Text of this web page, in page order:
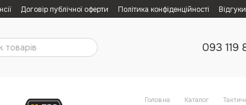
Договір публічної оферти Політика конфіденційності
093 119
Головна Каталог